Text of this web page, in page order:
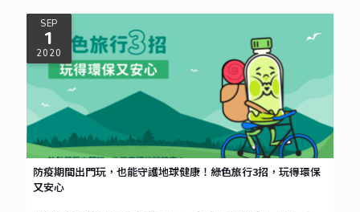
SEP
1
2020
防疫期間出門玩，也能守護地球健康！綠色旅行3招，玩得環保
又安心